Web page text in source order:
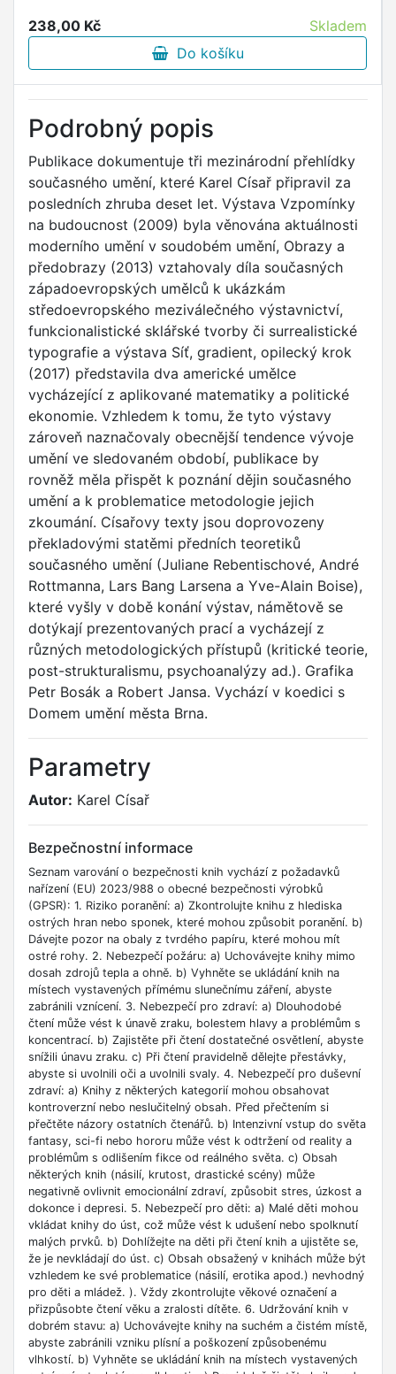
238,00 Kč
Skladem
Do košíku
Podrobný popis
Publikace dokumentuje tři mezinárodní přehlídky
současného umění, které Karel Císař připravil za
posledních zhruba deset let. Výstava Vzpomínky
na budoucnost (2009) byla věnována aktuálnosti
moderního umění v soudobém umění, Obrazy a
předobrazy (2013) vztahovaly díla současných
západoevropských umělců k ukázkám
středoevropského meziválečného výstavnictví,
funkcionalistické sklářské tvorby či surrealistické
typografie a výstava Síť, gradient, opilecký krok
(2017) představila dva americké umělce
vycházející z aplikované matematiky a politické
ekonomie. Vzhledem k tomu, že tyto výstavy
zároveň naznačovaly obecnější tendence vývoje
umění ve sledovaném období, publikace by
rovněž měla přispět k poznání dějin současného
umění a k problematice metodologie jejich
zkoumání. Císařovy texty jsou doprovozeny
překladovými statěmi předních teoretiků
současného umění (Juliane Rebentischové, André
Rottmanna, Lars Bang Larsena a Yve-Alain Boise),
které vyšly v době konání výstav, námětově se
dotýkají prezentovaných prací a vycházejí z
různých metodologických přístupů (kritické teorie,
post-strukturalismu, psychoanalýzy ad.). Grafika
Petr Bosák a Robert Jansa. Vychází v koedici s
Domem umění města Brna.
Parametry
Autor: Karel Císař
Bezpečnostní informace
Seznam varování o bezpečnosti knih vychází z požadavků
nařízení (EU) 2023/988 o obecné bezpečnosti výrobků
(GPSR): 1. Riziko poranění: a) Zkontrolujte knihu z hlediska
ostrých hran nebo sponek, které mohou způsobit poranění. b)
Dávejte pozor na obaly z tvrdého papíru, které mohou mít
ostré rohy. 2. Nebezpečí požáru: a) Uchovávejte knihy mimo
dosah zdrojů tepla a ohně. b) Vyhněte se ukládání knih na
místech vystavených přímému slunečnímu záření, abyste
zabránili vznícení. 3. Nebezpečí pro zdraví: a) Dlouhodobé
čtení může vést k únavě zraku, bolestem hlavy a problémům s
koncentrací. b) Zajistěte při čtení dostatečné osvětlení, abyste
snížili únavu zraku. c) Při čtení pravidelně dělejte přestávky,
abyste si uvolnili oči a uvolnili svaly. 4. Nebezpečí pro duševní
zdraví: a) Knihy z některých kategorií mohou obsahovat
kontroverzní nebo neslučitelný obsah. Před přečtením si
přečtěte názory ostatních čtenářů. b) Intenzivní vstup do světa
fantasy, sci-fi nebo hororu může vést k odtržení od reality a
problémům s odlišením fikce od reálného světa. c) Obsah
některých knih (násilí, krutost, drastické scény) může
negativně ovlivnit emocionální zdraví, způsobit stres, úzkost a
dokonce i depresi. 5. Nebezpečí pro děti: a) Malé děti mohou
vkládat knihy do úst, což může vést k udušení nebo spolknutí
malých prvků. b) Dohlížejte na děti při čtení knih a ujistěte se,
že je nevkládají do úst. c) Obsah obsažený v knihách může být
vzhledem ke své problematice (násilí, erotika apod.) nevhodný
pro děti a mládež. ). Vždy zkontrolujte věkové označení a
přizpůsobte čtení věku a zralosti dítěte. 6. Udržování knih v
dobrém stavu: a) Uchovávejte knihy na suchém a čistém místě,
abyste zabránili vzniku plísní a poškození způsobenému
vlhkostí. b) Vyhněte se ukládání knih na místech vystavených